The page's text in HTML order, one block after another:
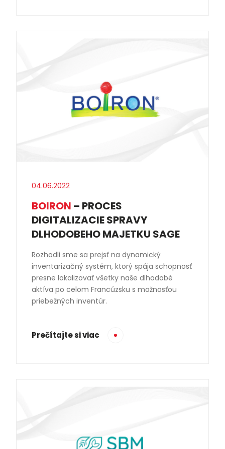
04.06.2022
BOIRON – PROCES
DIGITALIZACIE SPRAVY
DLHODOBEHO MAJETKU SAGE
Rozhodli sme sa prejsť na dynamický
inventarizačný systém, ktorý spája schopnosť
presne lokalizovať všetky naše dlhodobé
aktíva po celom Francúzsku s možnosťou
priebežných inventúr.
Prečítajte si viac